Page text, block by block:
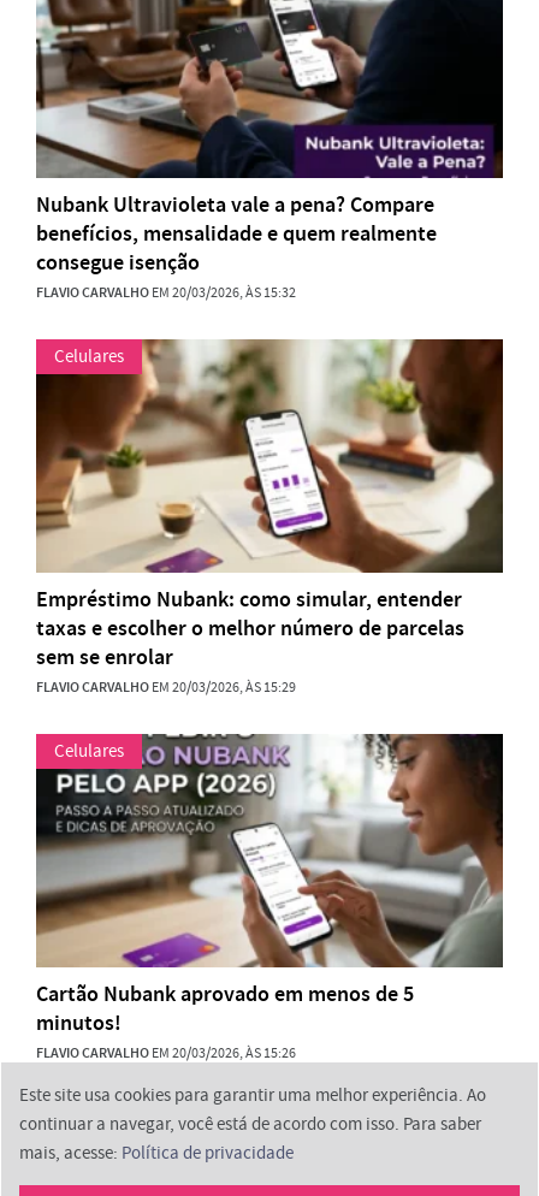
Nubank Ultravioleta vale a pena? Compare
benefícios, mensalidade e quem realmente
consegue isenção
FLAVIO CARVALHOEM 20/03/2026, ÀS 15:32
Celulares
Empréstimo Nubank: como simular, entender
taxas e escolher o melhor número de parcelas
sem se enrolar
FLAVIO CARVALHOEM 20/03/2026, ÀS 15:29
Celulares
Cartão Nubank aprovado em menos de 5
minutos!
FLAVIO CARVALHOEM 20/03/2026, ÀS 15:26
2026 © ProminpTech
Este site usa cookies para garantir uma melhor experiência. Ao
continuar a navegar, você está de acordo com isso. Para saber
mais, acesse: Política de privacidade